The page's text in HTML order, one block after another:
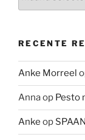
RECENTE
Anke Morreel
Annaop Pesto
Anke op